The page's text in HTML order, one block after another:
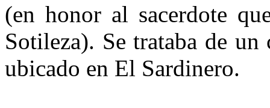
(en honor al sacerdote
Sotileza). Se trataba de
ubicado en El Sardinero.